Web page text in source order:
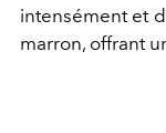
intensément et
marron, offrant